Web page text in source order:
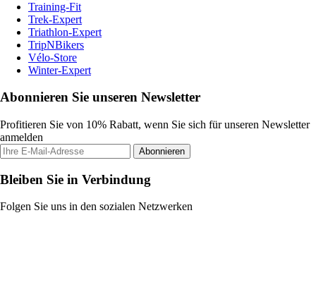
Training-Fit
Trek-Expert
Triathlon-Expert
TripNBikers
Vélo-Store
Winter-Expert
Abonnieren Sie unseren Newsletter
Profitieren Sie von 10% Rabatt, wenn Sie sich für unseren Newsletter
anmelden
Abonnieren
Bleiben Sie in Verbindung
Folgen Sie uns in den sozialen Netzwerken